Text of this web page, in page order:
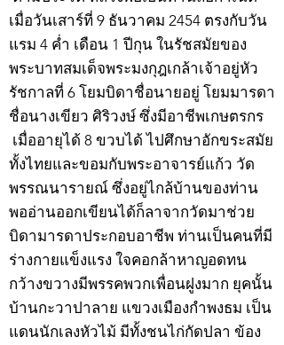
เมื่อวันเสาร์ที่ 9 ธันวาคม 2454 ตรงกับวัน
แรม 4 ค่ำ เดือน 1 ปีกุน ในรัชสมัยของ
พระบาทสมเด็จพระมงกุฎเกล้าเจ้าอยู่หัว
รัชกาลที่ 6 โยมบิดาชื่อนายอยู่ โยมมารดา
ชื่อนางเขียว ศิริวงษ์ ซึ่งมีอาชีพเกษตรกร
เมื่ออายุได้ 8 ขวบได้ ไปศึกษาอักขระสมัย
ทั้งไทยและขอมกับพระอาจารย์แก้ว วัด
พรรณนารายณ์ ซึ่งอยู่ไกล้บ้านของท่าน
พออ่านออกเขียนได้ก็ลาจากวัดมาช่วย
บิดามารดาประกอบอาชีพ ท่านเป็นคนที่มี
ร่างกายแข็งแรง ใจคอกล้าหาญอดทน
กว้างขวางมีพรรคพวกเพื่อนฝูงมาก ยุคนั้น
บ้านกะวาปาลาย แขวงเมืองกำพงธม เป็น
แดนนักเลงหัวไม้ มีทั้งชนไก่กัดปลา ข้อง